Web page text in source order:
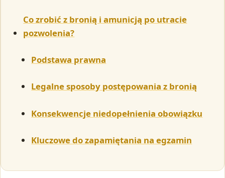
Co zrobić z bronią i amunicją po utracie
pozwolenia?
Podstawa prawna
Legalne sposoby postępowania z bronią
Konsekwencje niedopełnienia obowiązku
Kluczowe do zapamiętania na egzamin